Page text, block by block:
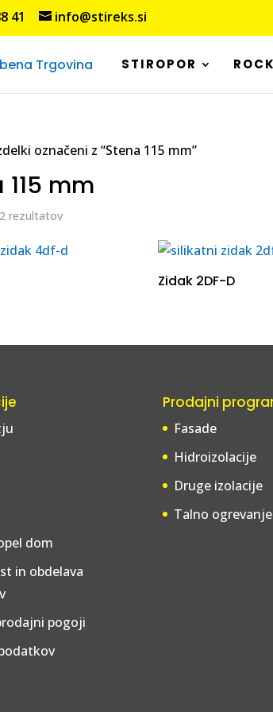
41 info@stireks.si
STIROPOR
označeni z “Stena 115 mm”
115 mm
rezultatov
Zidak 2DF-D
dom
in obdelava
pogoji
Prodajni
Fasade
Hidroizolacije
Druge izolacije
Talno ogrevanje